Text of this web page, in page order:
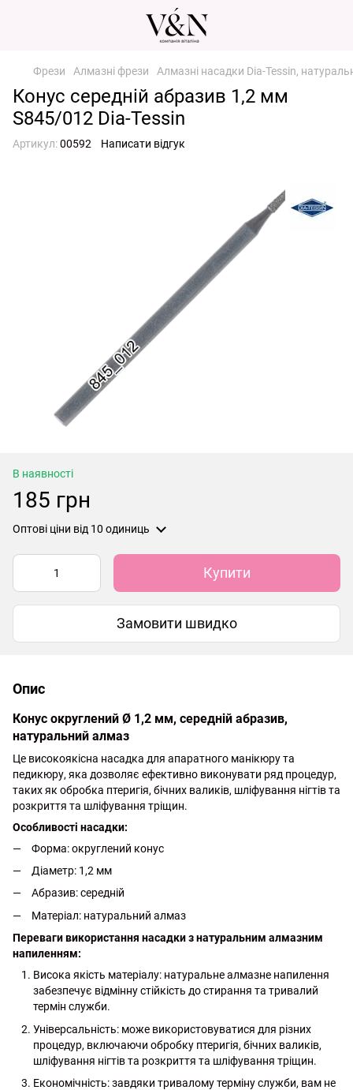
Фрези Алмазні фрези Алмазні насадки Dia-Tessin,
Конус середній абразив 1,2 мм
S845/012 Dia-Tessin
Артикул:00592 Написати відгук
В наявності
185 грн
Оптові ціни від 10 одиниць
Купити
Замовити швидко
Опис
Конус округлений Ø 1,2 мм, середній абразив,
натуральний алмаз
Це високоякісна насадка для апаратного манікюру та
педикюру, яка дозволяє ефективно виконувати ряд процедур,
таких як обробка птеригія, бічних валиків, шліфування нігтів та
розкриття та шліфування тріщин.
Особливості насадки:
Форма: округлений конус
Діаметр: 1,2 мм
Абразив: середній
Матеріал: натуральний алмаз
Переваги використання насадки з натуральним алмазним
напиленням:
Висока якість матеріалу: натуральне алмазне напилення
забезпечує відмінну стійкість до стирання та тривалий
термін служби.
Універсальність: може використовуватися для різних
процедур, включаючи обробку птеригія, бічних валиків,
шліфування нігтів та розкриття та шліфування тріщин.
Економічність: завдяки тривалому терміну служби, вам не